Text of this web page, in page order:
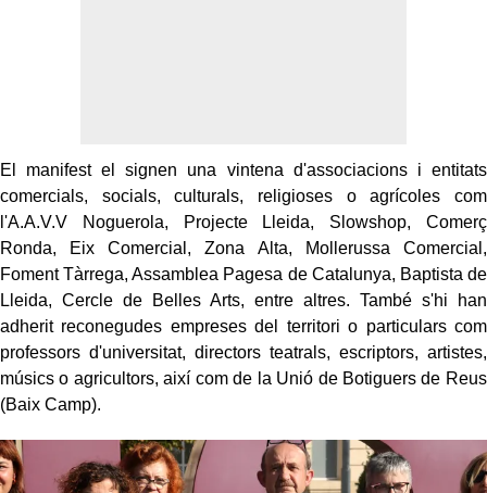
El manifest el signen una vintena d'associacions i entitats
comercials, socials, culturals, religioses o agrícoles com
l'A.A.V.V Noguerola, Projecte Lleida, Slowshop, Comerç
Ronda, Eix Comercial, Zona Alta, Mollerussa Comercial,
Foment Tàrrega, Assamblea Pagesa de Catalunya, Baptista de
Lleida, Cercle de Belles Arts, entre altres. També s'hi han
adherit reconegudes empreses del territori o particulars com
professors d'universitat, directors teatrals, escriptors, artistes,
músics o agricultors, així com de la Unió de Botiguers de Reus
(Baix Camp).